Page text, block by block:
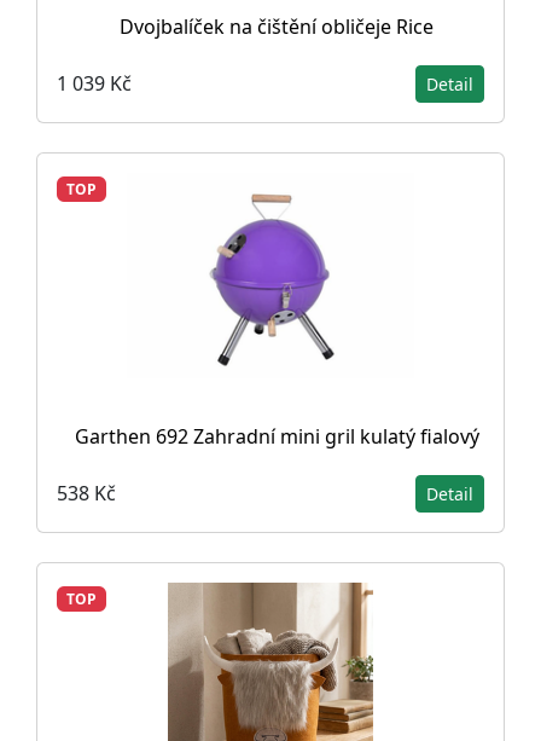
Dvojbalíček na čištění obličeje Rice
1 039 Kč Detail
TOP
Garthen 692 Zahradní mini gril kulatý fialový
538 Kč Detail
TOP